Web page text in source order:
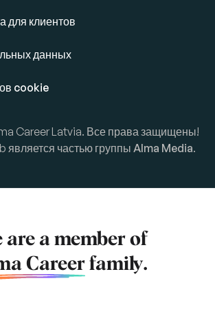
для клиентов
данных
cookie
Career Latvia. Все права защищены!
является частью группы Alma Media.
are a member of
Career family.